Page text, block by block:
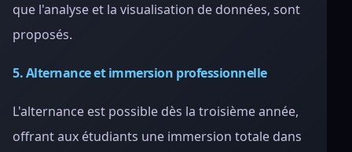
que l'analyse et la visualisation de données, sont
proposés.
5. Alternance et immersion professionnelle
L'alternance est possible dès la troisième année,
offrant aux étudiants une immersion totale dans